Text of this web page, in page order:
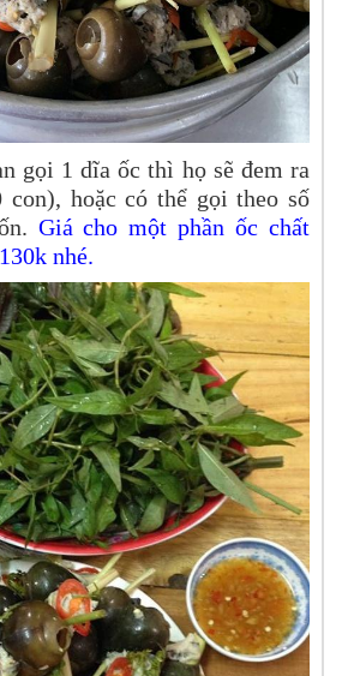
gọi 1 dĩa ốc thì họ sẽ đem ra
con), hoặc có thể gọi theo số
Giá cho một phần ốc chất
nhé.